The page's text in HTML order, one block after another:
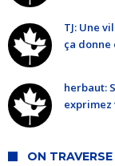
TJ: Une
ça donne
herbaut:
exprimez
ON TRAVERSE